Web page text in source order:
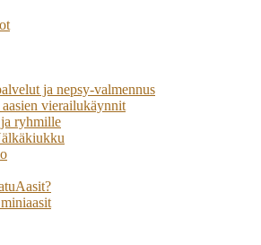
ja nepsy-valmennus
vierailukäynnit
ryhmille